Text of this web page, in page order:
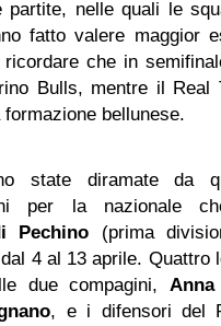
partite, nelle quali le
fatto valere maggior
che in
Bulls, mentre il Real
bellunese.
state diramate da
per la nazionale
Pechino (prima
4 al 13 aprile. Quattro
due compagini,
, e i difensori del